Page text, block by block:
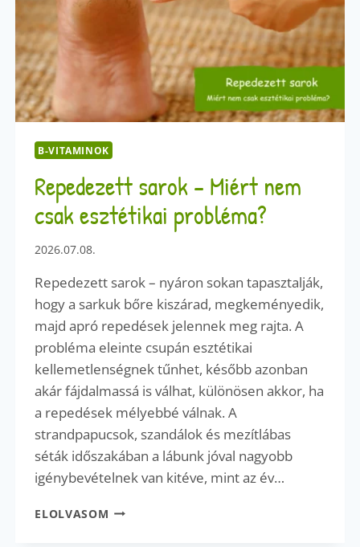
B-VITAMINOK
Repedezett sarok – Miért nem
csak esztétikai probléma?
2026.07.08.
Repedezett sarok – nyáron sokan tapasztalják,
hogy a sarkuk bőre kiszárad, megkeményedik,
majd apró repedések jelennek meg rajta. A
probléma eleinte csupán esztétikai
kellemetlenségnek tűnhet, később azonban
akár fájdalmassá is válhat, különösen akkor, ha
a repedések mélyebbé válnak. A
strandpapucsok, szandálok és mezítlábas
séták időszakában a lábunk jóval nagyobb
igénybevételnek van kitéve, mint az év…
ELOLVASOM REPEDEZETT